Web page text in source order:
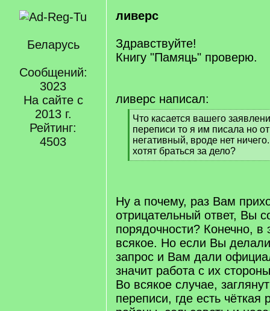
Беларусь
Сообщений:
3023
На сайте с
2013 г.
Рейтинг:
4503
ливерс
Здравствуйте!
Книгу "Памяць" проверю.
ливерс написал:
[
q
]
Что касается вашего
переписи то я им писала но
негативный, вроде нет
хотят браться за дело?
[
Ну а почему, раз Вам
отрицательный ответ, Вы
порядочности? Конечно,
всякое. Но если Вы
запрос и Вам дали
значит работа с их
Во всякое случае,
переписи, где есть чёткая